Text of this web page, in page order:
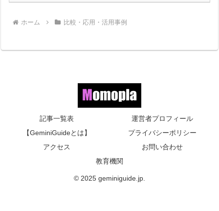
ホーム 比較・応用・活用事例
記事一覧表
運営者プロフィール
【GeminiGuideとは】
プライバシーポリシー
アクセス
お問い合わせ
教育機関
© 2025 geminiguide.jp.